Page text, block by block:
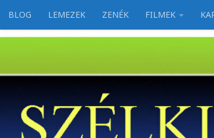
Skip to content
BLOG LEMEZEK ZENÉK FILMEK